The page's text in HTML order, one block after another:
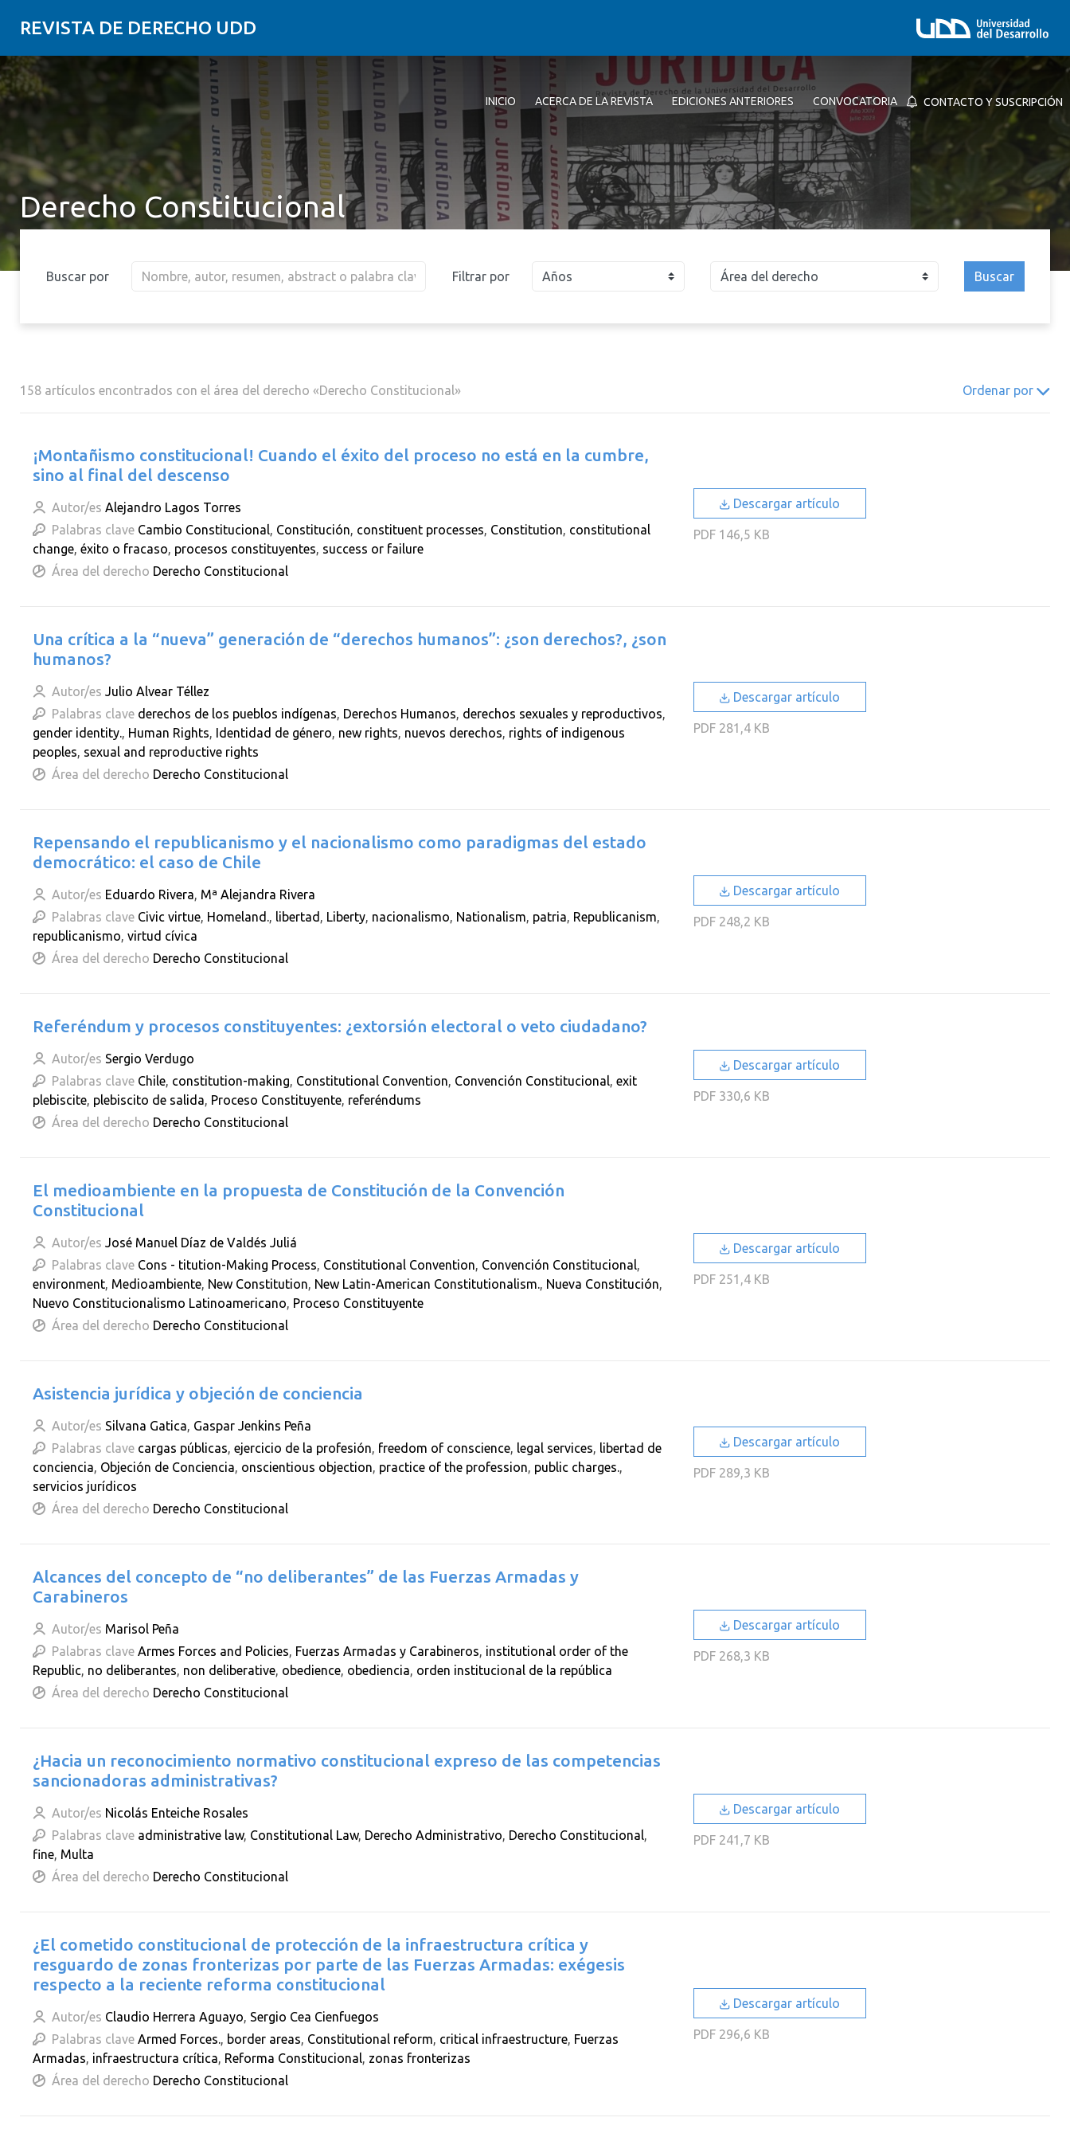
REVISTA DE DERECHO UDD
INICIO ACERCA DE LA REVISTA EDICIONES ANTERIORES CONVOCATORIA CONTACTO Y SUSCRIPCIÓN
Derecho Constitucional
Buscar por Filtrar por Años
2006 2005 2004 2003
2002 2001 2000
Buscar
158 artículos encontrados con el área del derecho «Derecho Constitucional» Ordenar por
¡Montañismo constitucional! Cuando el éxito del proceso no está en la cumbre,
sino al final del descenso
Autor/es Alejandro Lagos Torres
Palabras clave Cambio Constitucional, Constitución, constituent processes, Constitution, constitutional
change, éxito o fracaso, procesos constituyentes, success or failure
Área del derecho Derecho Constitucional
Descargar artículo
PDF146,5 KB
Una crítica a la “nueva” generación de “derechos humanos”: ¿son derechos?, ¿son
humanos?
Autor/es Julio Alvear Téllez
Palabras clave derechos de los pueblos indígenas, Derechos Humanos, derechos sexuales y reproductivos,
gender identity., Human Rights, Identidad de género, new rights, nuevos derechos, rights of indigenous
peoples, sexual and reproductive rights
Área del derecho Derecho Constitucional
Descargar artículo
PDF281,4 KB
Repensando el republicanismo y el nacionalismo como paradigmas del estado
democrático: el caso de Chile
Autor/es Eduardo Rivera, Mª Alejandra Rivera
Palabras clave Civic virtue, Homeland., libertad , Liberty, nacionalismo, Nationalism, patria, Republicanism,
republicanismo, virtud cívica
Área del derecho Derecho Constitucional
Descargar artículo
PDF248,2 KB
Referéndum y procesos constituyentes: ¿extorsión electoral o veto ciudadano?
Autor/es Sergio Verdugo
Palabras clave Chile, constitution-making, Constitutional Convention, Convención Constitucional, exit
plebiscite, plebiscito de salida, Proceso Constituyente, referéndums
Área del derecho Derecho Constitucional
Descargar artículo
PDF330,6 KB
El medioambiente en la propuesta de Constitución de la Convención
Constitucional
Autor/es José Manuel Díaz de Valdés Juliá
Palabras clave Cons - titution-Making Process, Constitutional Convention, Convención Constitucional,
environment, Medioambiente, New Constitution, New Latin-American Constitutionalism., Nueva Constitución,
Nuevo Constitucionalismo Latinoamericano, Proceso Constituyente
Área del derecho Derecho Constitucional
Descargar artículo
PDF251,4 KB
Asistencia jurídica y objeción de conciencia
Autor/es Silvana Gatica, Gaspar Jenkins Peña
Palabras clave cargas públicas, ejercicio de la profesión, freedom of conscience, legal services, libertad de
conciencia, Objeción de Conciencia, onscientious objection, practice of the profession, public charges.,
servicios jurídicos
Área del derecho Derecho Constitucional
Descargar artículo
PDF289,3 KB
Alcances del concepto de “no deliberantes” de las Fuerzas Armadas y
Carabineros
Autor/es Marisol Peña
Palabras clave Armes Forces and Policies, Fuerzas Armadas y Carabineros, institutional order of the
Republic, no deliberantes, non deliberative, obedience, obediencia, orden institucional de la república
Área del derecho Derecho Constitucional
Descargar artículo
PDF268,3 KB
¿Hacia un reconocimiento normativo constitucional expreso de las competencias
sancionadoras administrativas?
Autor/es Nicolás Enteiche Rosales
Palabras clave administrative law, Constitutional Law, Derecho Administrativo, Derecho Constitucional,
fine, Multa
Área del derecho Derecho Constitucional
Descargar artículo
PDF241,7 KB
¿El cometido constitucional de protección de la infraestructura crítica y
resguardo de zonas fronterizas por parte de las Fuerzas Armadas: exégesis
respecto a la reciente reforma constitucional
Autor/es Claudio Herrera Aguayo, Sergio Cea Cienfuegos
Palabras clave Armed Forces., border areas, Constitutional reform, critical infraestructure, Fuerzas
Armadas, infraestructura crítica, Reforma Constitucional, zonas fronterizas
Área del derecho Derecho Constitucional
Descargar artículo
PDF296,6 KB